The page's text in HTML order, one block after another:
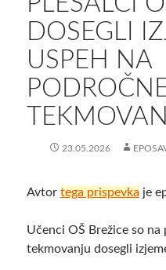
DOSEGLI
USPEH NA
23.05.2026
Avtor tega prispevka je
Učenci OŠ Brežice so
tekmovanju dosegli